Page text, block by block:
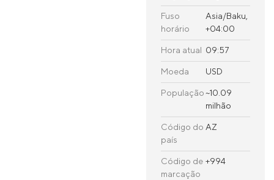
Fuso
horário
Asia/Baku,
+04:00
Hora atual 09:57
Moeda USD
População~10.09
milhão
Código do
país
AZ
Código de
marcação
+994